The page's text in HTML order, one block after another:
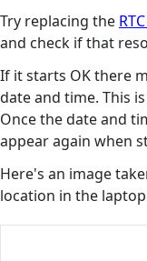
Try replacing the
and check if that
If it starts OK there
date and time. This
Once the date and
appear again when
Here's an image
location in the